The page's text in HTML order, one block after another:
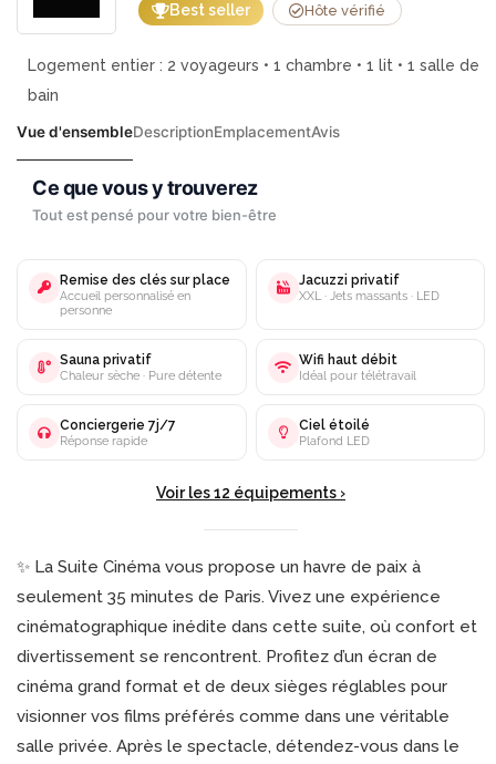
Best seller Hôte vérifié
Logement entier : 2 voyageurs • 1 chambre • 1 lit • 1 salle de
bain
Vue d'ensembleDescriptionEmplacementAvis
Remise des clés sur place
Accueil personnalisé en
personne
Jacuzzi privatif
XXL · Jets massants · LED
Sauna privatif
Chaleur sèche · Pure détente
Wifi haut débit
Idéal pour télétravail
Conciergerie 7j/7
Réponse rapide
Ciel étoilé
Plafond LED
Voir les 12 équipements ›
✨ La Suite Cinéma vous propose un havre de paix à
seulement 35 minutes de Paris. Vivez une expérience
cinématographique inédite dans cette suite, où confort et
divertissement se rencontrent. Profitez d’un écran de
cinéma grand format et de deux sièges réglables pour
visionner vos films préférés comme dans une véritable
salle privée. Après le spectacle, détendez-vous dans le